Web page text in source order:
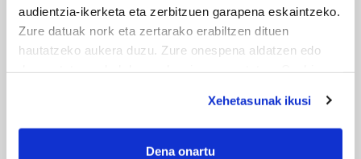
audientzia-ikerketa eta zerbitzuen garapena eskaintzeko.
Zure datuak nork eta zertarako erabiltzen dituen
hautatzeko aukera duzu. Zure onespena aldatzen edo
If you allow, we would also like to:
Collect information about your geographical
Xehetasunak ikusi
Dena onartu
URBIAKO FESTA
Urbiako zelaiak erromeria leku